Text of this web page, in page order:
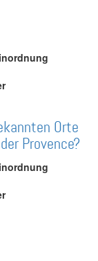
Orte
Provence?